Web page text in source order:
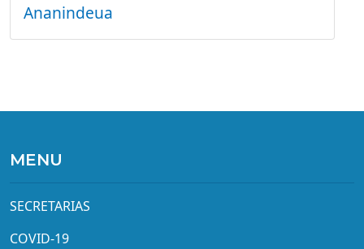
Ananindeua
MENU
SECRETARIAS
COVID-19